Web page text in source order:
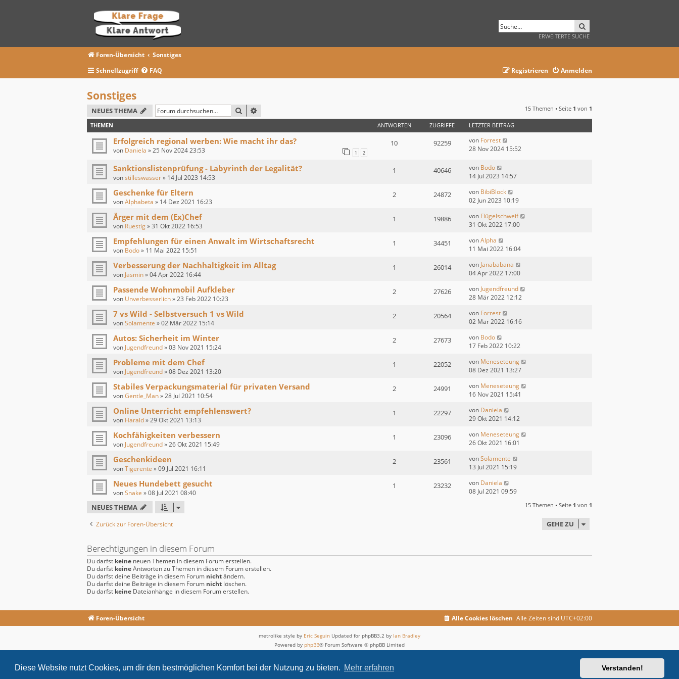
Diese Website nutzt Cookies, um dir den bestmöglichen Komfort bei der Nutzung zu bieten. Mehr erfahren Verstanden!
ERWEITERTE SUCHE
Foren-Übersicht
Sonstiges
Schnellzugriff
FAQ Anmelden
Registrieren
Sonstiges
NEUES THEMA SUCHE 15 Themen • Seite 1 von 1
THEMEN ANTWORTEN ZUGRIFFE LETZTER BEITRAG
Erfolgreich regional werben: Wie macht ihr das?
von Daniela »25 Nov 2024 23:53 1 2
10 92259 von Forrest
28 Nov 2024 15:52
Sanktionslistenprüfung - Labyrinth der Legalität?
vonstilleswasser» 14 Jul 2023 14:53
1 40646 von Bodo
14 Jul 2023 14:57
Geschenke für Eltern
vonAlphabeta » 14 Dez 2021 16:23
2 24872 von BibiBlock
02 Jun 2023 10:19
Ärger mit dem (Ex)Chef
von Ruestig»31 Okt 2022 16:53
1 19886 von Flügelschweif
31 Okt 2022 17:00
Empfehlungen für einen Anwalt im Wirtschaftsrecht
von Bodo» 11 Mai 2022 15:51
1 34451 vonAlpha
11 Mai 2022 16:04
Verbesserung der Nachhaltigkeit im Alltag
von Jasmin»04 Apr 2022 16:44
1 26014 von Janababana
04 Apr 2022 17:00
Passende Wohnmobil Aufkleber
von Unverbesserlich»23 Feb 2022 10:23
2 27626 vonJugendfreund
28 Mär 2022 12:12
7 vs Wild - Selbstversuch 1 vs Wild
vonSolamente »02 Mär 2022 15:14
2 20564 von Forrest
02 Mär 2022 16:16
Autos: Sicherheit im Winter
vonJugendfreund»03 Nov 2021 15:24
2 27673 von Bodo
17 Feb 2022 10:22
Probleme mit dem Chef
von Jugendfreund»08 Dez 2021 13:20
1 22052 von Meneseteung
08 Dez 2021 13:27
Stabiles Verpackungsmaterial für privaten Versand
vonGentle_Man»28 Jul 2021 10:54
2 24991 von Meneseteung
16 Nov 2021 15:41
Online Unterricht empfehlenswert?
von Harald»29 Okt 2021 13:13
1 22297 von Daniela
29 Okt 2021 14:12
Kochfähigkeiten verbessern
vonJugendfreund»26 Okt 2021 15:49
1 23096 von Meneseteung
26 Okt 2021 16:01
Geschenkideen
vonTigerente »09 Jul 2021 16:11
2 23561 vonSolamente
13 Jul 2021 15:19
Neues Hundebett gesucht
vonSnake »08 Jul 2021 08:40
1 23232 von Daniela
08 Jul 2021 09:59
NEUES THEMA 15 Themen • Seite 1 von 1
Zurück zur Foren-Übersicht GEHE ZU
Berechtigungen in diesem Forum
Du darfst keine neuen Themen in diesem Forum erstellen.
Du darfst keineAntworten zu Themen in diesem Forum erstellen.
Du darfst deine Beiträge in diesem Forum nichtändern.
Du darfst deine Beiträge in diesem Forum nicht löschen.
Du darfst keine Dateianhänge in diesem Forum erstellen.
Foren-Übersicht Alle Zeiten sind UTC+02:00
Alle Cookies löschen
metrolike style by Eric Seguin Updated for phpBB3.2 by Ian Bradley
Powered by phpBB® Forum Software © phpBB Limited
Datenschutz
Nutzungsbedingungen